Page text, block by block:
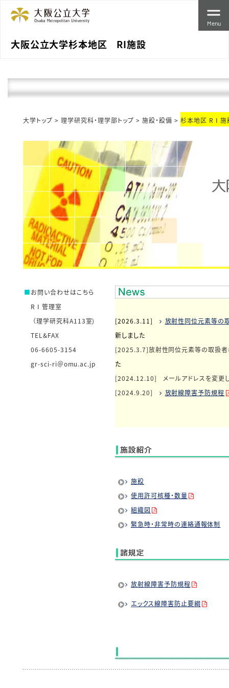
大阪公立大学杉本地区 RI施設
Menu
大学トップ > 理学研究科・理学部トップ > 施設・設備 > 杉本地区 R I 施
■お問い合わせはこちら
R I 管理室
（理学研究科A113室)
TEL&FAX
06-6605-3154
gr-sci-ri＠omu.ac.jp
[2026.3.11]
放射性同位元素等の
新しました
[2025.3.7]放射性同位元素等の取扱
た
[2024.12.10] メールアドレスを変更
[2024.9.20]
放射線障害予防規程
施設
使用許可核種・数量
組織図
緊急時・非常時の連絡通報体制
放射線障害予防規程
エックス線障害防止要綱